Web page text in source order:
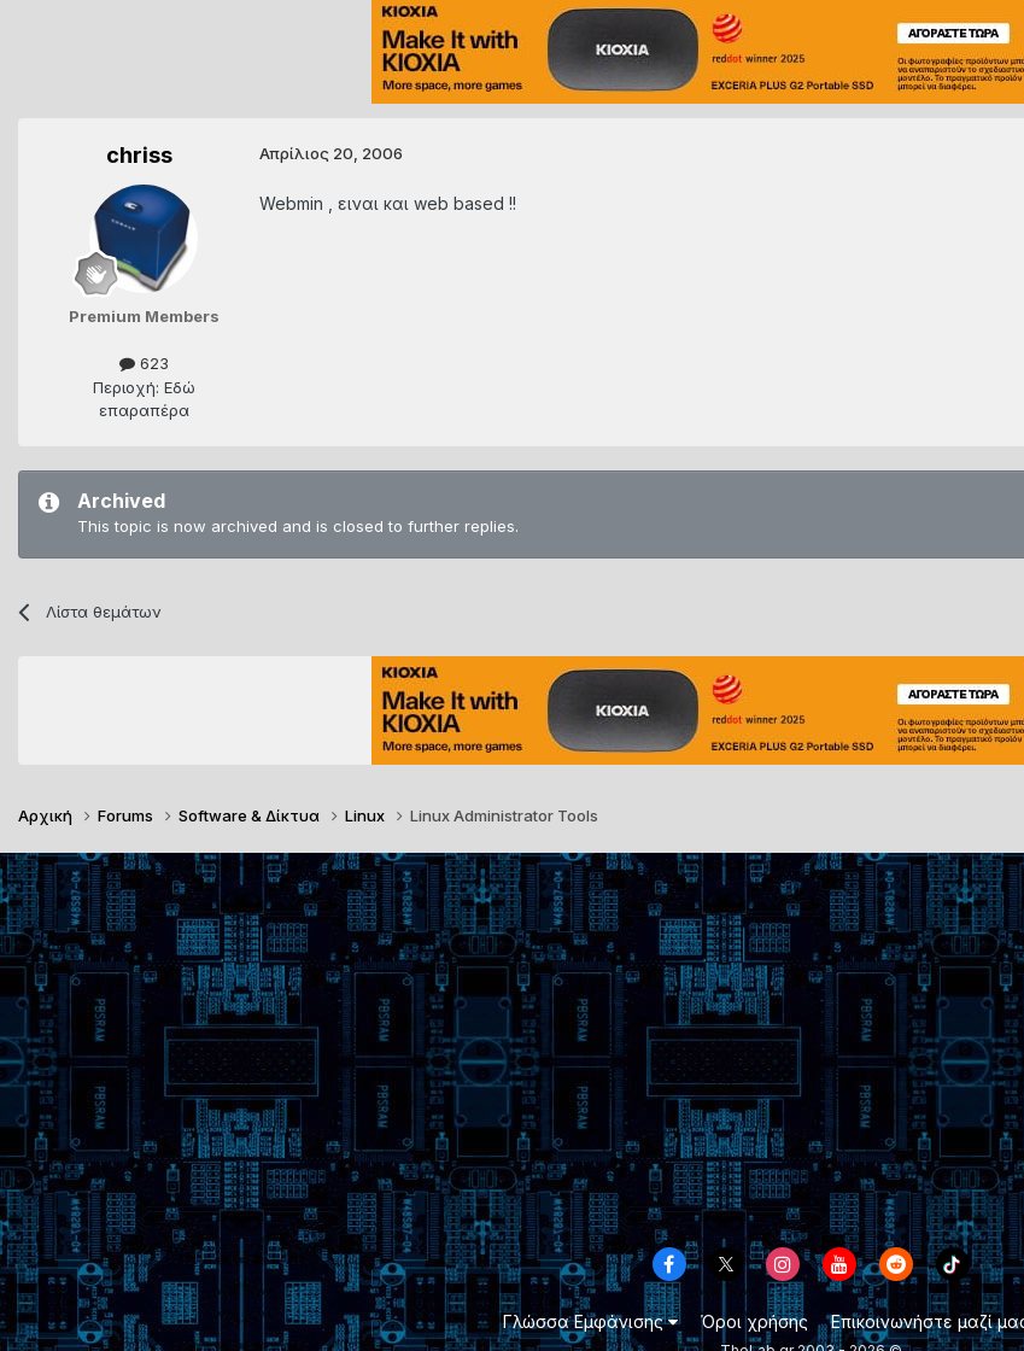
chriss
Premium Members
623
Περιοχή: Εδώ
επαραπέρα
Απρίλιος 20, 2006
Webmin , ειναι και web based !!
Archived
This topic is now archived and is closed to further replies.
Λίστα θεμάτων
Αρχική Forums Software & Δίκτυα Linux Linux Administrator Tools
Γλώσσα Εμφάνισης Όροι χρήσης Επικοινωνήστε μαζί